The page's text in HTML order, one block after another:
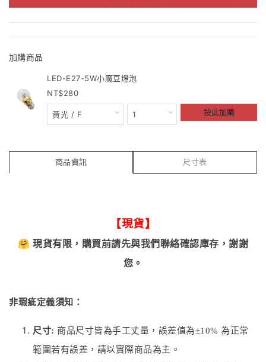
加購商品
LED-E27-5W小魔豆燈泡
280
按此加購
商品資訊 尺寸表
【現貨】
🤗 現貨有限，購買前請先與我們聯絡確認庫存，謝謝
您。
非瑕疵定義須知：
尺寸: 商品尺寸皆為手工丈量，誤差值為±10% 為正常
範圍若有誤差，請以實際商品為主。